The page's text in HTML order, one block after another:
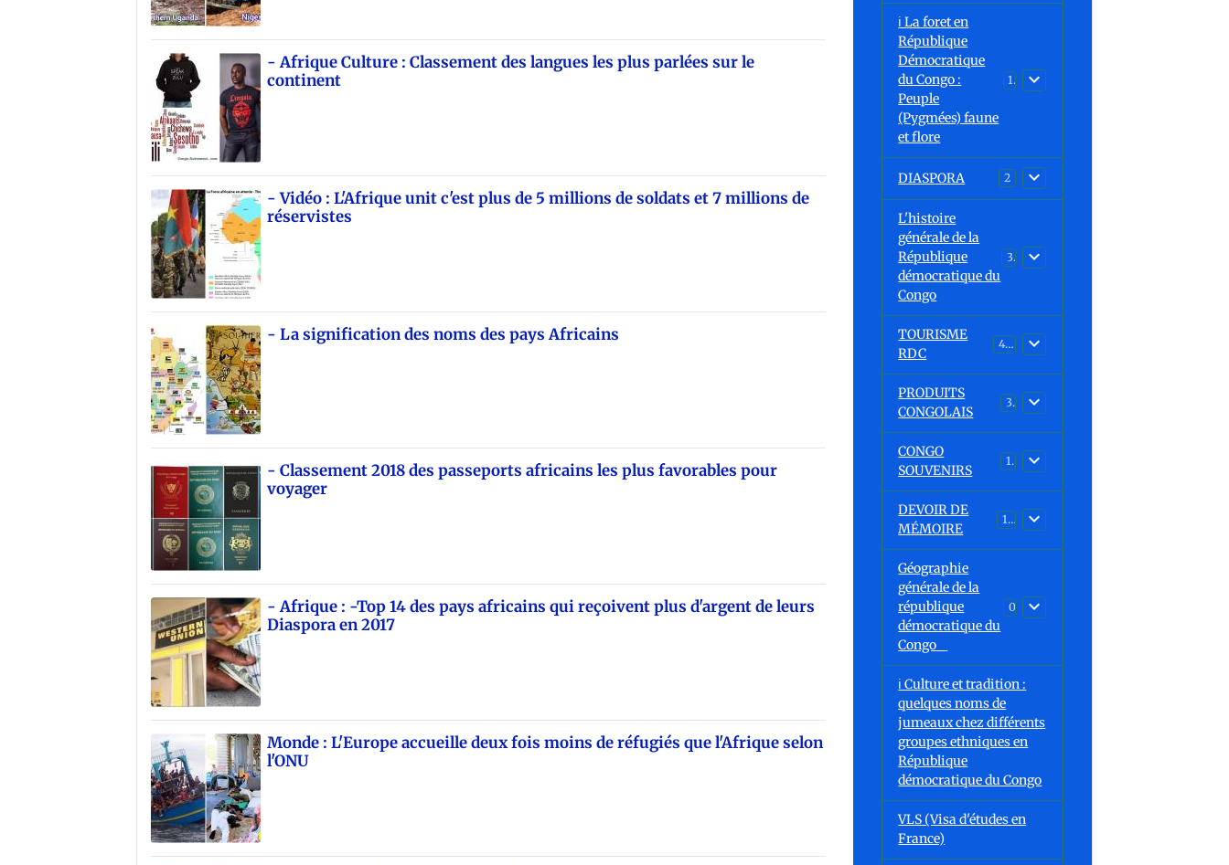
- Afrique Culture : Classement des langues les plus parlées sur le
continent
- Vidéo : L'Afrique unit c'est plus de 5 millions de soldats et 7 millions de
réservistes
- La signification des noms des pays Africains
- Classement 2018 des passeports africains les plus favorables pour
voyager
- Afrique : -Top 14 des pays africains qui reçoivent plus d'argent de leurs
Diaspora en 2017
Monde : L'Europe accueille deux fois moins de réfugiés que l'Afrique selon
l'ONU
ℹ️ La foret en
République
Démocratique
du Congo :
Peuple
(Pygmées) faune
et flore
15
DIASPORA 2
L'histoire
générale de la
République
démocratique du
Congo
30
TOURISME
RDC
43
PRODUITS
CONGOLAIS
3
CONGO
SOUVENIRS
1
DEVOIR DE
MÉMOIRE
13
Géographie
générale de la
république
démocratique du
Congo
ℹ️ Culture et tradition :
quelques noms de
jumeaux chez différents
groupes ethniques en
République
démocratique du Congo
VLS (Visa d'études en
France)